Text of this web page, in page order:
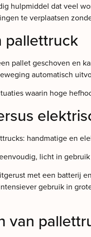
hulpmiddel dat veel
te verplaatsen
pallettruck
pallet geschoven en
automatisch
waarin hoge
handmatige en
licht in
met een batterij
gebruik in
van